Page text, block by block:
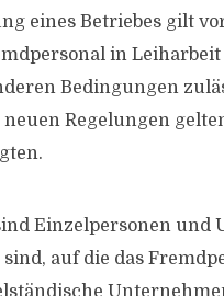
eines Betriebes gilt
in Leiharbeit
Bedingungen
neuen Regelungen
Einzelpersonen
auf die das